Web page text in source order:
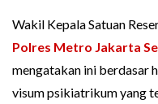
Wakil Kepala Satuan
Polres Metro Jakarta
mengatakan ini berdasar
visum psikiatrikum yang